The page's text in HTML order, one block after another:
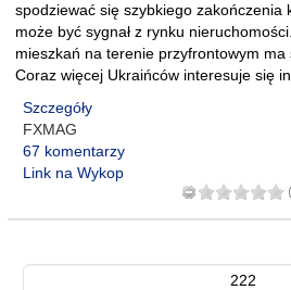
spodziewać się szybkiego zakończenia
może być sygnał z rynku
mieszkań na terenie przyfrontowym ma
Coraz więcej Ukraińców interesuje się
Szczegóły
FXMAG
67 komentarzy
Link na Wykop
222